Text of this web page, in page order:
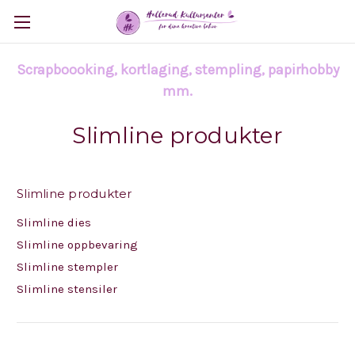
Scrapboooking, kortlaging, stempling, papirhobby
mm.
Slimline produkter
Slimline produkter
Slimline dies
Slimline oppbevaring
Slimline stempler
Slimline stensiler